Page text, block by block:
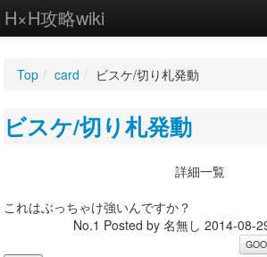
H×H攻略wiki
WIKI
Top / card / ビスケ/切り札発動
ビスケ/切り札発動
詳細一覧
これはぶっちゃけ強いんですか？
No.1 Posted by 名無し 2014-08-